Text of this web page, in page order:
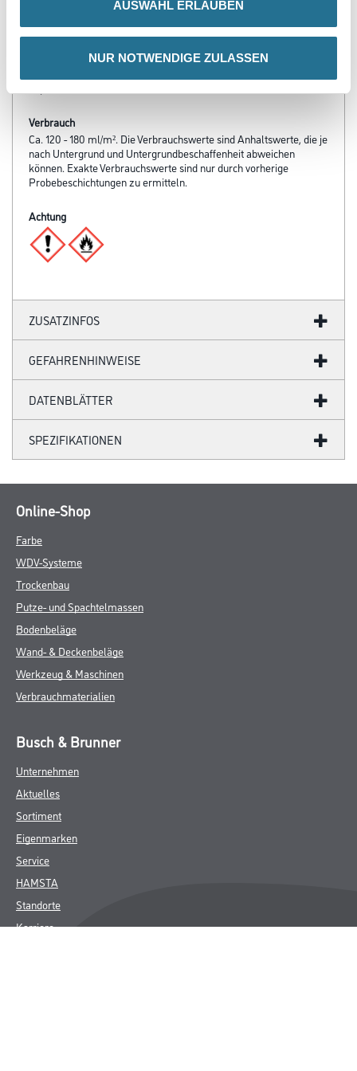
AUSWAHL ERLAUBEN
NUR NOTWENDIGE ZULASSEN
Verarbeitungstemp./Luftfeuchte
Verarbeitungszeit
Verbrauch
Ca. 120 - 180 ml/m². Die Verbrauchswerte sind Anhaltswerte, die je
nach Untergrund und Untergrundbeschaffenheit abweichen
können. Exakte Verbrauchswerte sind nur durch vorherige
Probebeschichtungen zu ermitteln.
Achtung
ZUSATZINFOS
GEFAHRENHINWEISE
DATENBLÄTTER
SPEZIFIKATIONEN
Online-Shop
Farbe
WDV-Systeme
Trockenbau
Putze- und Spachtelmassen
Bodenbeläge
Wand- & Deckenbeläge
Werkzeug & Maschinen
Verbrauchmaterialien
Busch & Brunner
Unternehmen
Aktuelles
Sortiment
Eigenmarken
Service
HAMSTA
Standorte
Karriere